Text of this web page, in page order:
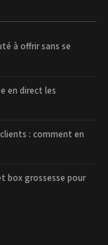
à offrir sans se
en direct les
: comment en
box grossesse pour